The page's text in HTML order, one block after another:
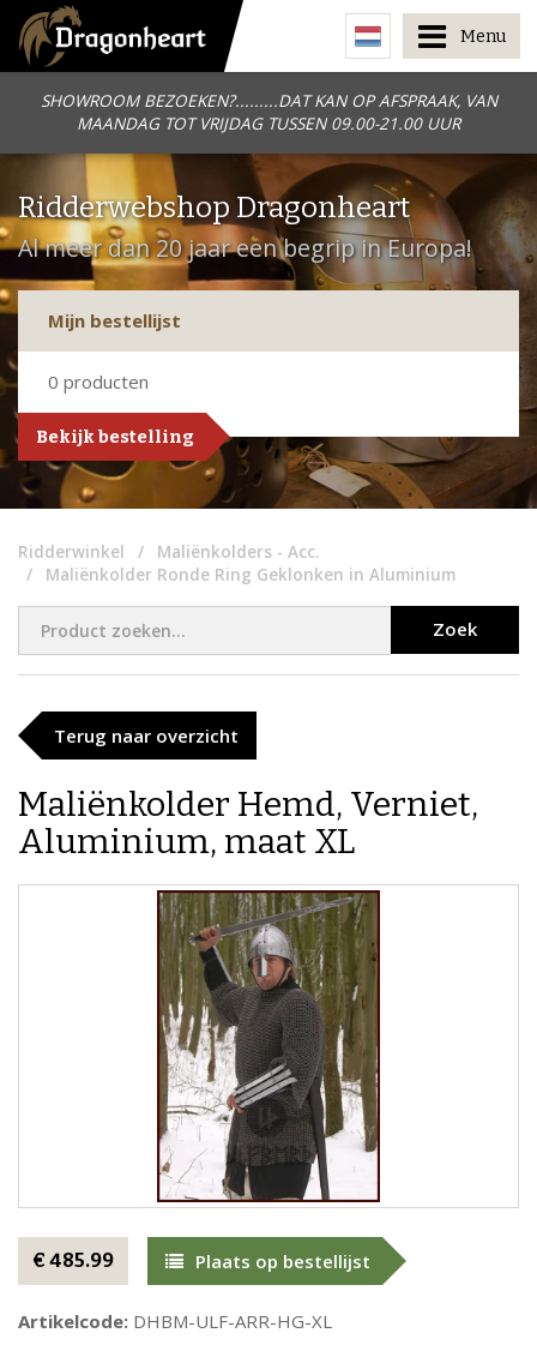
SHOWROOM BEZOEKEN?.........DAT KAN OP AFSPRAAK, VAN
MAANDAG TOT VRIJDAG TUSSEN 09.00-21.00 UUR
Menu
Ridderwebshop Dragonheart
Al meer dan 20 jaar een begrip in Europa!
Mijn bestellijst
0 producten
Bekijk bestelling
Ridderwinkel
Maliënkolders - Acc.
Maliënkolder Ronde Ring Geklonken in Aluminium
Zoek
Terug naar overzicht
Maliënkolder Hemd, Verniet,
Aluminium, maat XL
€ 485.99 Plaats op bestellijst
Artikelcode: DHBM-ULF-ARR-HG-XL